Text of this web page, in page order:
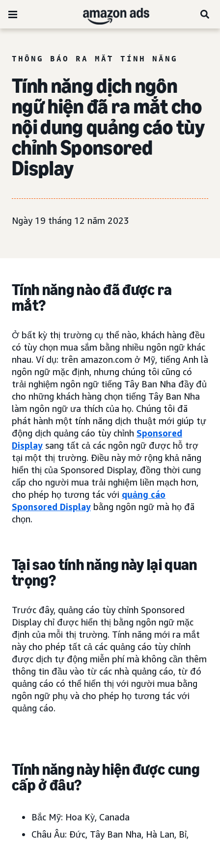
THÔNG BÁO RA MẮT TÍNH NĂNG
Tính năng dịch ngôn
ngữ hiện đã ra mắt cho
nội dung quảng cáo tùy
chỉnh Sponsored
Display
Ngày 19 tháng 12 năm 2023
Tính năng nào đã được ra
mắt?
Ở bất kỳ thị trường cụ thể nào, khách hàng đều
có tùy chọn mua sắm bằng nhiều ngôn ngữ khác
nhau. Ví dụ: trên amazon.com ở Mỹ, tiếng Anh là
ngôn ngữ mặc định, nhưng chúng tôi cũng có
trải nghiệm ngôn ngữ tiếng Tây Ban Nha đầy đủ
cho những khách hàng chọn tiếng Tây Ban Nha
làm ngôn ngữ ưa thích của họ. Chúng tôi đã
phát hành một tính năng dịch thuật mới giúp tự
động dịch quảng cáo tùy chỉnh Sponsored
Display sang tất cả các ngôn ngữ được hỗ trợ
tại một thị trường. Điều này mở rộng khả năng
hiển thị của Sponsored Display, đồng thời cung
cấp cho người mua trải nghiệm liền mạch hơn,
cho phép họ tương tác với quảng cáo
Sponsored Display bằng ngôn ngữ mà họ đã
chọn.
Tại sao tính năng này lại quan
trọng?
Trước đây, quảng cáo tùy chỉnh Sponsored
Display chỉ được hiển thị bằng ngôn ngữ mặc
định của mỗi thị trường. Tính năng mới ra mắt
này cho phép tất cả các quảng cáo tùy chỉnh
được dịch tự động miễn phí mà không cần thêm
thông tin đầu vào từ các nhà quảng cáo, từ đó
quảng cáo có thể hiển thị với người mua bằng
ngôn ngữ phụ và cho phép họ tương tác với
quảng cáo.
Tính năng này hiện được cung
cấp ở đâu?
Bắc Mỹ: Hoa Kỳ, Canada
Châu Âu: Đức, Tây Ban Nha, Hà Lan, Bỉ,